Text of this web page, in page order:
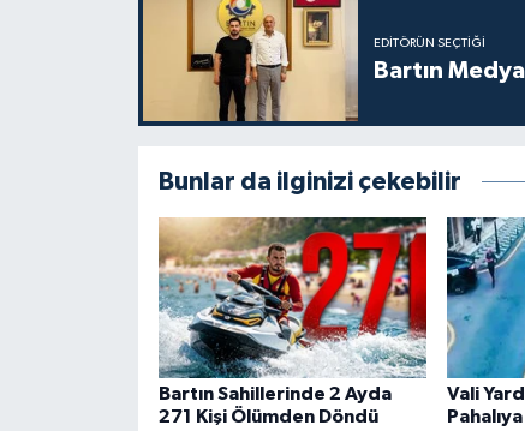
EDITÖRÜN SEÇTIĞI
Bartın
Bunlar da ilginizi çekebilir
Bartın Sahillerinde 2 Ayda
271 Kişi Ölümden Döndü
Vali